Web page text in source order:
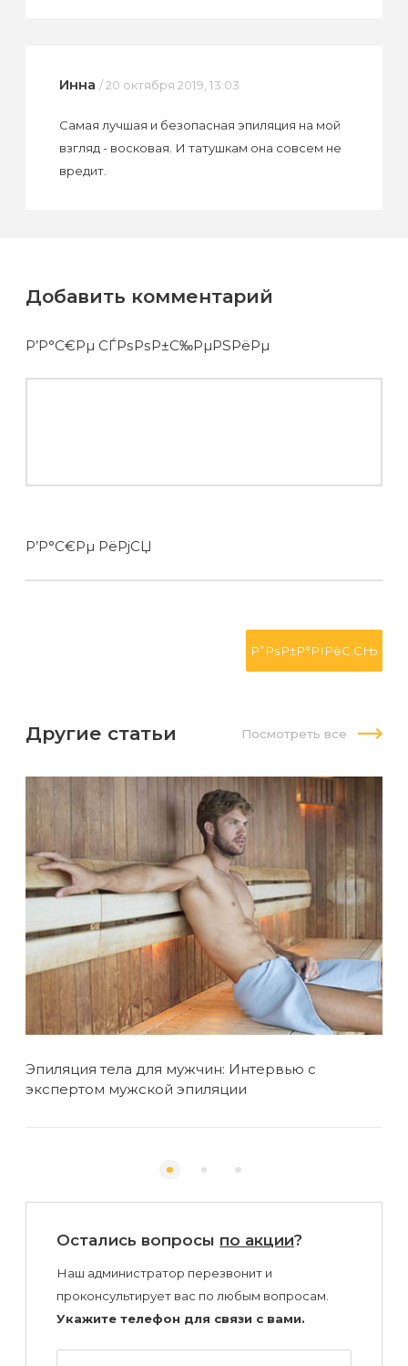
Инна / 20 октября 2019, 13:03
Самая лучшая и безопасная эпиляция на мой
взгляд - восковая. И татушкам она совсем не
вредит.
Добавить комментарий
Р’Р°С€Рµ СЃРѕРѕР±С‰РµРЅРёРµ
Р’Р°С€Рµ РёРјСЏ
Другие статьи Посмотреть все
Эпиляция тела для мужчин: Интервью с
экспертом мужской эпиляции
Остались вопросы по акции?
Наш администратор перезвонит и
проконсультирует вас по любым вопросам.
Укажите телефон для связи с вами.